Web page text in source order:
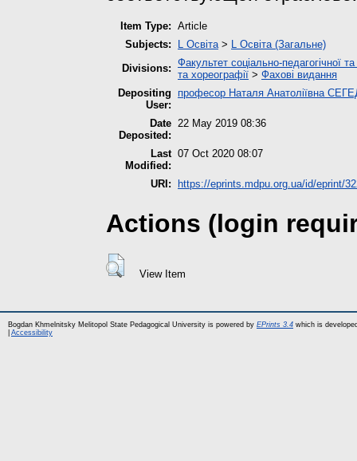
Item Type: Article
Subjects:
L Освіта> L Освіта (Загальне)
Divisions: Факультет соціально-педагогічної
та хореографії > Фахові видання
Depositing
User:
професор Наталя Анатоліївна
Date
Deposited:
22 May 2019 08:36
Last
Modified:
07 Oct 2020 08:07
URI: https://eprints.mdpu.org.ua/id/eprint/
Actions (login
View Item
Bogdan Khmelnitsky Melitopol State Pedagogical University is powered by EPrints 3.4 which is
Accessibility